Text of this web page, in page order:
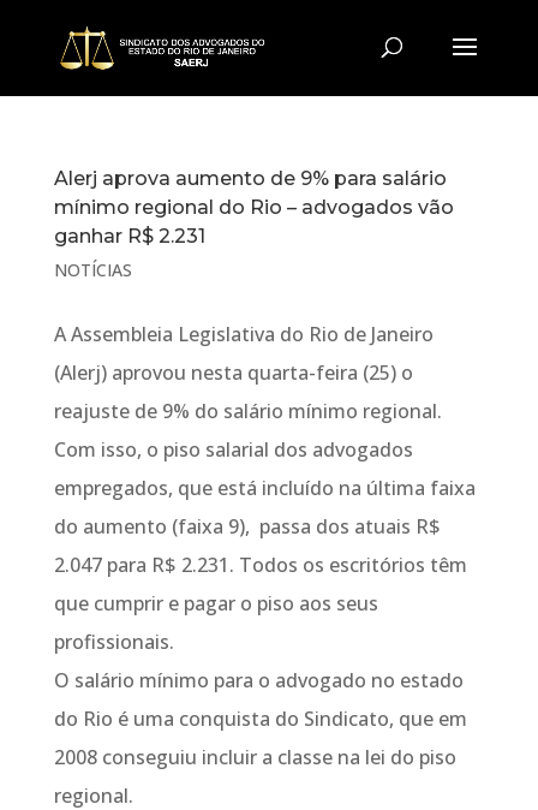
Alerj aprova aumento de 9% para salário
mínimo regional do Rio – advogados vão
ganhar R$ 2.231
NOTÍCIAS
A Assembleia Legislativa do Rio de Janeiro
(Alerj) aprovou nesta quarta-feira (25) o
reajuste de 9% do salário mínimo regional.
Com isso, o piso salarial dos advogados
empregados, que está incluído na última faixa
do aumento (faixa 9), passa dos atuais R$
2.047 para R$ 2.231. Todos os escritórios têm
que cumprir e pagar o piso aos seus
profissionais.
O salário mínimo para o advogado no estado
do Rio é uma conquista do Sindicato, que em
2008 conseguiu incluir a classe na lei do piso
regional.